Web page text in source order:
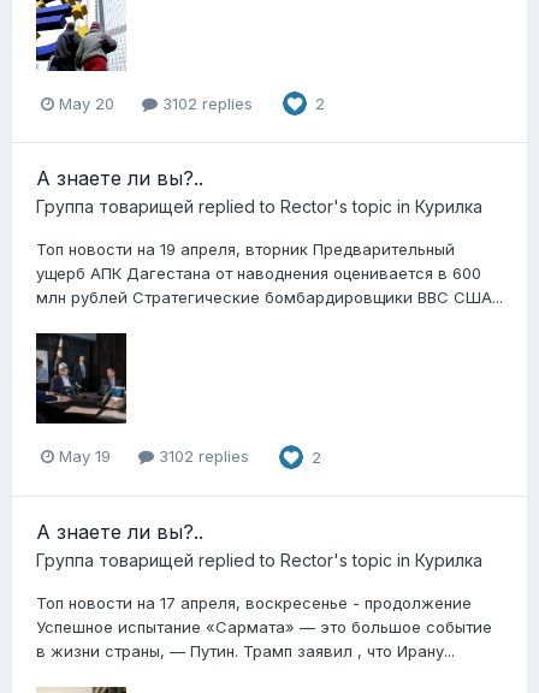
May 20 3102 replies 2
А знаете ли вы?..
Группа товарищей replied to Rector's topic in Курилка
Топ новости на 19 апреля, вторник Предварительный
ущерб АПК Дагестана от наводнения оценивается в 600
млн рублей Стратегические бомбардировщики ВВС США...
May 19 3102 replies 2
А знаете ли вы?..
Группа товарищей replied to Rector's topic in Курилка
Топ новости на 17 апреля, воскресенье - продолжение
Успешное испытание «Сармата» — это большое событие
в жизни страны, — Путин. Трамп заявил , что Ирану...